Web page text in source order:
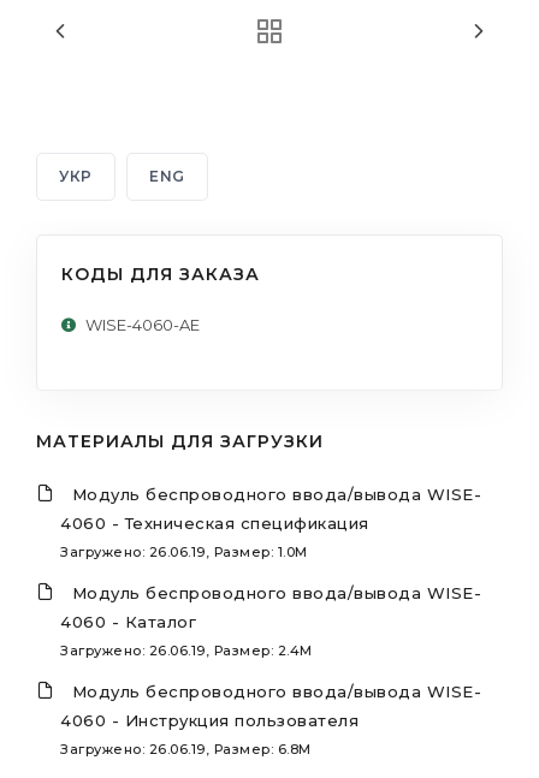
УКР ENG
КОДЫ ДЛЯ ЗАКАЗА
WISE-4060-AE
МАТЕРИАЛЫ ДЛЯ ЗАГРУЗКИ
Модуль беспроводного ввода/вывода WISE-
4060 - Техническая спецификация
Загружено: 26.06.19, Размер: 1.0M
Модуль беспроводного ввода/вывода WISE-
4060 - Каталог
Загружено: 26.06.19, Размер: 2.4M
Модуль беспроводного ввода/вывода WISE-
4060 - Инструкция пользователя
Загружено: 26.06.19, Размер: 6.8M